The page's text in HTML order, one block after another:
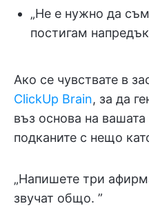
„Не е нужно да
постигам
Ако се чувствате в
ClickUp Brain, за да
въз основа на
подканите с нещо
„Напишете три
звучат общо. ”